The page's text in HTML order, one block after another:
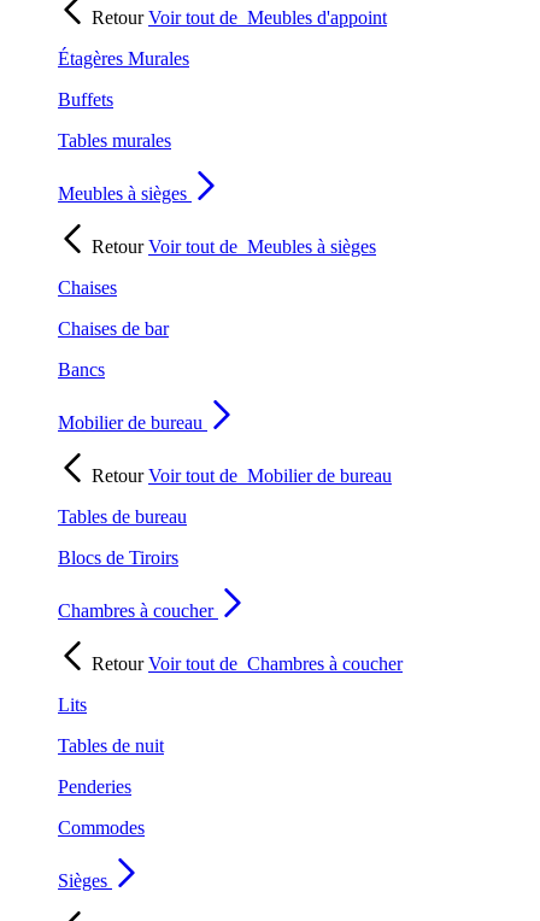
RetourVoir tout de Meubles d'appoint
Étagères Murales
Buffets
Tables murales
Meubles à sièges
RetourVoir tout de Meubles à sièges
Chaises
Chaises de bar
Bancs
Mobilier de bureau
RetourVoir tout de Mobilier de bureau
Tables de bureau
Blocs de Tiroirs
Chambres à coucher
RetourVoir tout de Chambres à coucher
Lits
Tables de nuit
Penderies
Commodes
Sièges